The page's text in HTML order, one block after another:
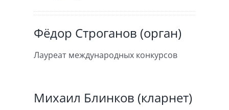
Фёдор Строганов (орган)
Лауреат международных конкурсов
Михаил Блинков (кларнет)